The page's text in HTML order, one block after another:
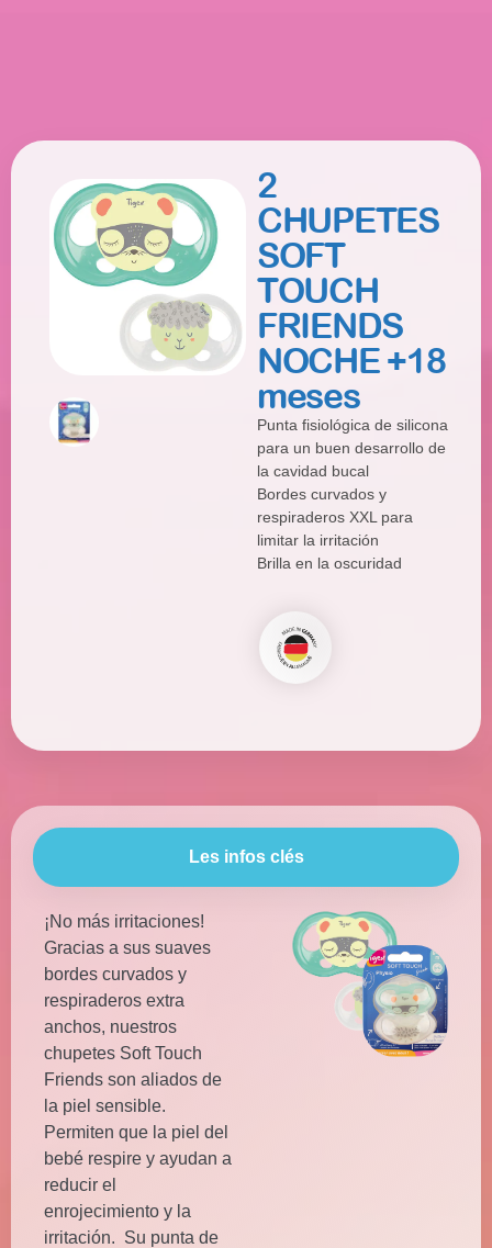
2
CHUPETES
SOFT
TOUCH
FRIENDS
NOCHE +18
meses
Punta fisiológica de silicona
para un buen desarrollo de
la cavidad bucal
Bordes curvados y
respiraderos XXL para
limitar la irritación
Brilla en la oscuridad
Les infos clés
¡No más irritaciones!
Gracias a sus suaves
bordes curvados y
respiraderos extra
anchos, nuestros
chupetes Soft Touch
Friends son aliados de
la piel sensible.
Permiten que la piel del
bebé respire y ayudan a
reducir el
enrojecimiento y la
irritación. Su punta de